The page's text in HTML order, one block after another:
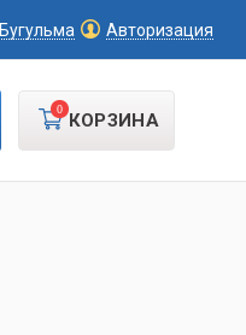
Бугульма Авторизация
КОРЗИНА
0